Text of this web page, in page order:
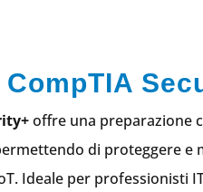
offre una preparazione
di proteggere e
Ideale per professionisti